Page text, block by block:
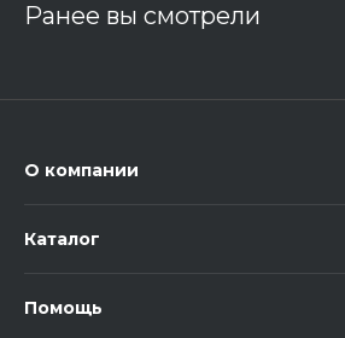
Ранее вы смотрели
О компании
Каталог
Помощь